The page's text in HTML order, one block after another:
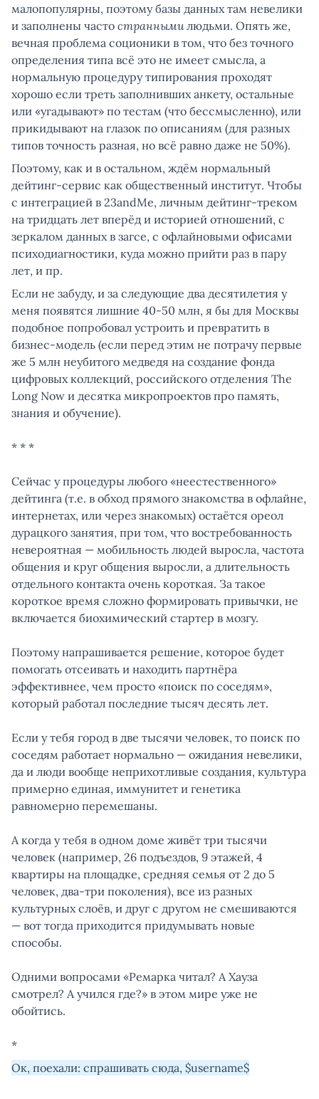
малопопулярны, поэтому базы данных там невелики
и заполнены часто страннымилюдьми. Опять же,
вечная проблема соционики в том, что без точного
определения типа всё это не имеет смысла, а
нормальную процедуру типирования проходят
хорошо если треть заполнивших анкету, остальные
или «угадывают» по тестам (что бессмысленно), или
прикидывают на глазок по описаниям (для разных
типов точность разная, но всё равно даже не 50%).
Поэтому, как и в остальном, ждём нормальный
дейтинг-сервис как общественный институт. Чтобы
с интеграцией в 23andMe, личным дейтинг-треком
на тридцать лет вперёд и историей отношений, с
зеркалом данных в загсе, с офлайновыми офисами
психодиагностики, куда можно прийти раз в пару
лет, и пр.
Если не забуду, и за следующие два десятилетия у
меня появятся лишние 40-50 млн, я бы для Москвы
подобное попробовал устроить и превратить в
бизнес-модель (если перед этим не потрачу первые
же 5 млн неубитого медведя на создание фонда
цифровых коллекций, российского отделения The
Long Now и десятка микропроектов про память,
знания и обучение).
* * *
Сейчас у процедуры любого «неестественного»
дейтинга (т.е. в обход прямого знакомства в офлайне,
интернетах, или через знакомых) остаётся ореол
дурацкого занятия, при том, что востребованность
невероятная — мобильность людей выросла, частота
общения и круг общения выросли, а длительность
отдельного контакта очень короткая. За такое
короткое время сложно формировать привычки, не
включается биохимический стартер в мозгу.
Поэтому напрашивается решение, которое будет
помогать отсеивать и находить партнёра
эффективнее, чем просто «поиск по соседям»,
который работал последние тысяч десять лет.
Если у тебя город в две тысячи человек, то поиск по
соседям работает нормально — ожидания невелики,
да и люди вообще неприхотливые создания, культура
примерно единая, иммунитет и генетика
равномерно перемешаны.
А когда у тебя в одном доме живёт три тысячи
человек (например, 26 подъездов, 9 этажей, 4
квартиры на площадке, средняя семья от 2 до 5
человек, два-три поколения), все из разных
культурных слоёв, и друг с другом не смешиваются
— вот тогда приходится придумывать новые
способы.
Одними вопросами «Ремарка читал? А Хауза
смотрел? А учился где?» в этом мире уже не
обойтись.
*
Ок, поехали: спрашивать сюда, $username$